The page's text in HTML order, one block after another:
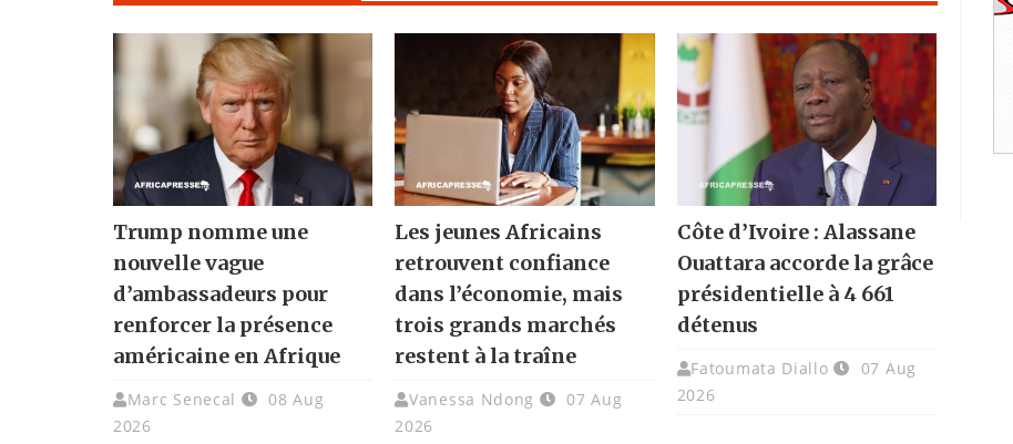
Trump nomme une
nouvelle vague
d’ambassadeurs pour
renforcer la présence
américaine en Afrique
Marc Senecal
08 Aug
2026
Les jeunes Africains
retrouvent confiance
dans l’économie, mais
trois grands marchés
restent à la traîne
Vanessa Ndong
07 Aug
2026
Côte d’Ivoire : Alassane
Ouattara accorde la grâce
présidentielle à 4 661
détenus
Fatoumata Diallo
07 Aug
2026